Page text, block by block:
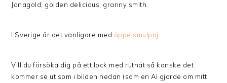
Jonagold, golden delicious, granny smith.
I Sverige är det vanligare med äppelsmulpaj.
Vill du försöka dig på ett lock med rutnät så kanske det
kommer se ut som i bilden nedan (som en AI gjorde om mitt